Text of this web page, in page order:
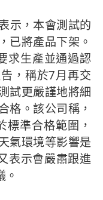
示，本會測試的
已將產品下架。
求生產並通過認
，稱於7月再交
試更嚴謹地將細
格。該公司稱，
標準合格範圍，
氣環境等影響是
表示會嚴肅跟進